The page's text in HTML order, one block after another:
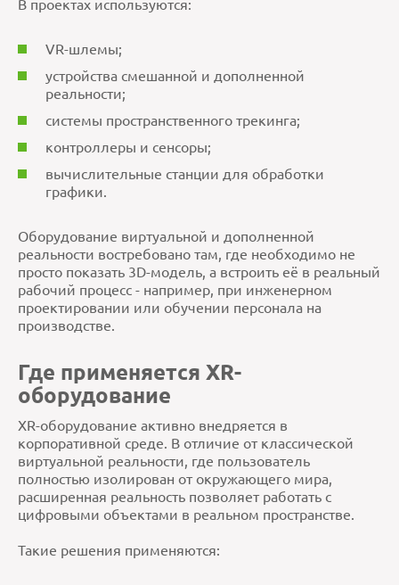
В проектах используются:
VR-шлемы;
устройства смешанной и дополненной
реальности;
системы пространственного трекинга;
контроллеры и сенсоры;
вычислительные станции для обработки
графики.
Оборудование виртуальной и дополненной
реальности востребовано там, где необходимо не
просто показать 3D-модель, а встроить её в реальный
рабочий процесс - например, при инженерном
проектировании или обучении персонала на
производстве.
Где применяется XR-
оборудование
XR-оборудование активно внедряется в
корпоративной среде. В отличие от классической
виртуальной реальности, где пользователь
полностью изолирован от окружающего мира,
расширенная реальность позволяет работать с
цифровыми объектами в реальном пространстве.
Такие решения применяются: